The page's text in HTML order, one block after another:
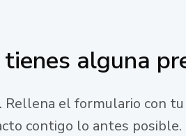
alguna
el formulario con
contigo lo antes posible.